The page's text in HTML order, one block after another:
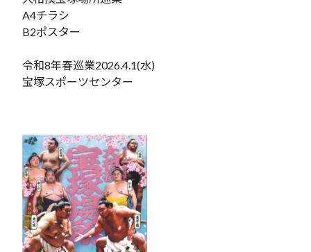
A4チラシ
B2ポスター
令和8年春巡業2026.4.1(水)
宝塚スポーツセンター